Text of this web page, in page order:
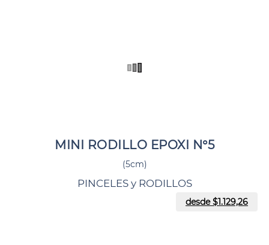
MINI RODILLO EPOXI N°5
(5cm)
PINCELES y RODILLOS
desde $1.129,26